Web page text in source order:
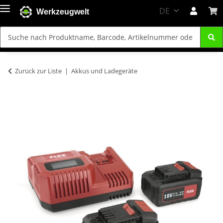
Werkzeugwelt DE
Zurück zur Liste Akkus und Ladegeräte